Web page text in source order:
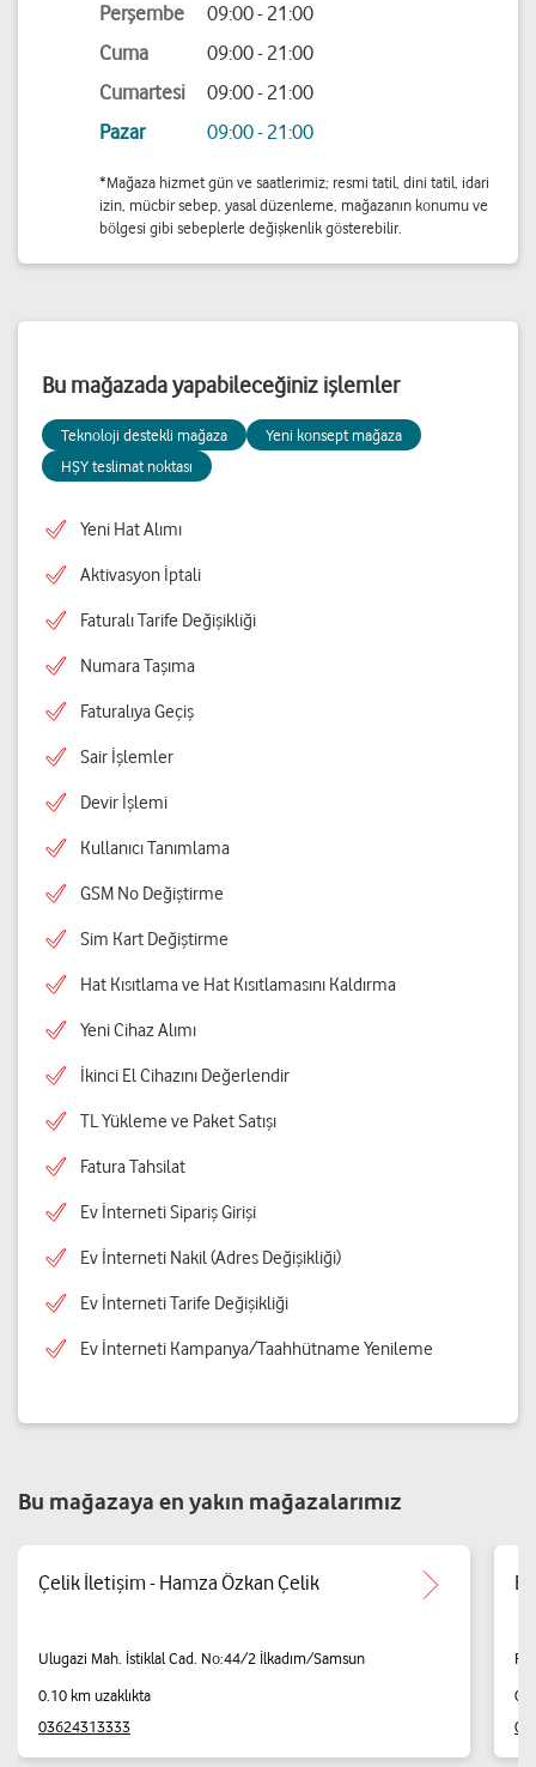
Perşembe
09:00 - 21:00
Cuma
09:00 - 21:00
Cumartesi
09:00 - 21:00
Pazar
09:00 - 21:00
*Mağaza hizmet gün ve saatlerimiz; resmi tatil, dini tatil, idari
izin, mücbir sebep, yasal düzenleme, mağazanın konumu ve
bölgesi gibi sebeplerle değişkenlik gösterebilir.
Bu mağazada yapabileceğiniz işlemler
Teknoloji destekli mağaza
Yeni konsept mağaza
HŞY teslimat noktası
Yeni Hat Alımı
Aktivasyon İptali
Faturalı Tarife Değişikliği
Numara Taşıma
Faturalıya Geçiş
Sair İşlemler
Devir İşlemi
Kullanıcı Tanımlama
GSM No Değiştirme
Sim Kart Değiştirme
Hat Kısıtlama ve Hat Kısıtlamasını Kaldırma
Yeni Cihaz Alımı
İkinci El Cihazını Değerlendir
TL Yükleme ve Paket Satışı
Fatura Tahsilat
Ev İnterneti Sipariş Girişi
Ev İnterneti Nakil (Adres Değişikliği)
Ev İnterneti Tarife Değişikliği
Ev İnterneti Kampanya/Taahhütname Yenileme
Bu mağazaya en yakın mağazalarımız
Çelik İletişim - Hamza Özkan Çelik
Ulugazi Mah. İstiklal Cad. No:44/2 İlkadım/Samsun
0.10 km uzaklıkta
03624313333